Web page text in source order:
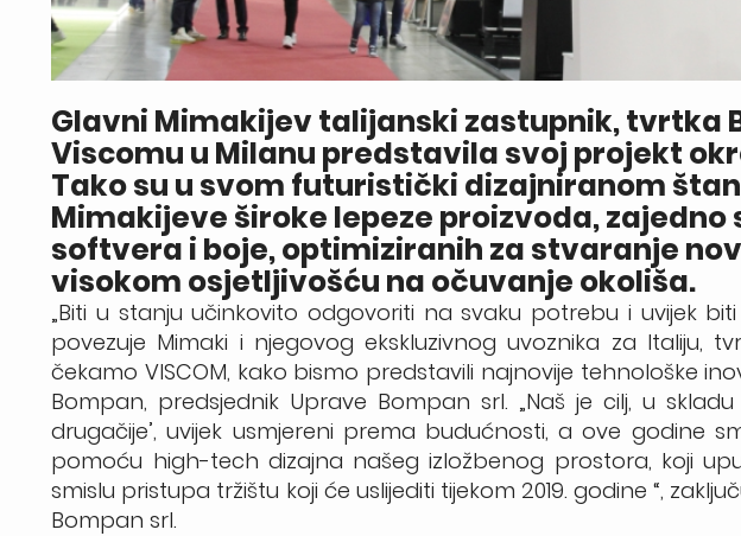
Glavni Mimakijev talijanski zastupnik, tvrtka
Viscomu u Milanu predstavila svoj projekt
Tako su u svom futuristički dizajniranom
Mimakijeve široke lepeze proizvoda,
softvera i boje, optimiziranih za stvaranje
visokom osjetljivošću na očuvanje okoliša.
„Biti u stanju učinkovito odgovoriti na svaku potrebu i uvijek
povezuje Mimaki i njegovog ekskluzivnog uvoznika za Italiju,
čekamo VISCOM, kako bismo predstavili najnovije tehnološke
Bompan, predsjednik Uprave Bompan srl. „Naš je cilj, u
drugačije’, uvijek usmjereni prema budućnosti, a ove godine
pomoću high-tech dizajna našeg izložbenog prostora, koji
smislu pristupa tržištu koji će uslijediti tijekom 2019. godine “,
Bompan srl.